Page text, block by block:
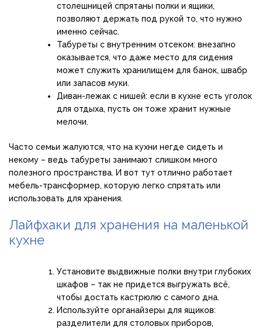
столешницей спрятаны полки и ящики,
позволяют держать под рукой то, что нужно
именно сейчас.
Табуреты с внутренним отсеком: внезапно
оказывается, что даже место для сидения
может служить хранилищем для банок, швабр
или запасов муки.
Диван-лежак с нишей: если в кухне есть уголок
для отдыха, пусть он тоже хранит нужные
мелочи.
Часто семьи жалуются, что на кухни негде сидеть и
некому – ведь табуреты занимают слишком много
полезного пространства. И вот тут отлично работает
мебель-трансформер, которую легко спрятать или
использовать для хранения.
Лайфхаки для хранения на маленькой
кухне
Установите выдвижные полки внутри глубоких
шкафов – так не придется выгружать всё,
чтобы достать кастрюлю с самого дна.
Используйте органайзеры для ящиков:
разделители для столовых приборов,